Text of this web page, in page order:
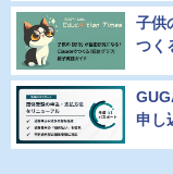
子供
つく
申し